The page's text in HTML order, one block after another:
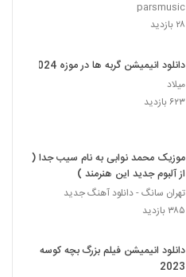
parsmusic
۲۸ بازدید
دانلود انیمیشن گربه ها در موزه 2024
میلاد
۶۲۳ بازدید
موزیک محمد نوابی به نام سیب جدا (
از آلبوم جدید این هنرمند )
تهران سانگ - دانلود آهنگ جدید
۳۸۵ بازدید
دانلود انیمیشن فیلم بزرگ بچه‌ کوسه
2023